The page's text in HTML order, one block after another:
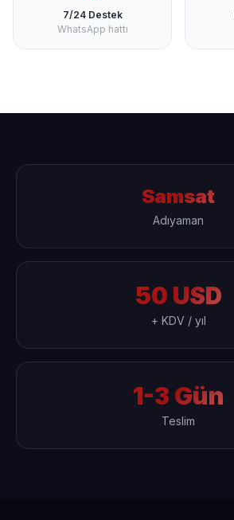
7/24 Destek
WhatsApp hattı
Samsat
Adıyaman
50 USD
+ KDV / yıl
1-3 Gün
Teslim